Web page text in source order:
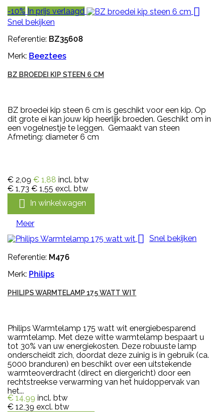
-10% In prijs verlaagd 
Snel bekijken
Referentie: BZ35608
Merk: Beeztees
BZ BROEDEI KIP STEEN 6 CM
BZ broedei kip steen 6 cm is geschikt voor een kip. Op
dit grote ei kan jouw kip heerlijk broeden. Geschikt om in
een vogelnestje te leggen. Gemaakt van steen
Afmeting: diameter 6 cm
€ 2,09 € 1,88 incl. btw
€ 1,73 € 1,55 excl. btw
 In winkelwagen
Meer
 Snel bekijken
Referentie: M476
Merk: Philips
PHILIPS WARMTELAMP 175 WATT WIT
Philips Warmtelamp 175 watt wit energiebesparend
warmtelamp. Met deze witte warmtelamp bespaart u
tot 30% van uw energiekosten. Deze robuuste lamp
onderscheidt zich, doordat deze zuinig is in gebruik (ca.
5000 branduren) en beschikt over een uitstekende
warmteoverdracht (direct en diergericht) door een
rechtstreekse verwarming van het huidoppervak van
het...
€ 14,99 incl. btw
€ 12,39 excl. btw